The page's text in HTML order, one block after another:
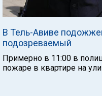
В Тель-Авиве
подозреваемый
Примерно в 11:00 в
пожаре в квартире на